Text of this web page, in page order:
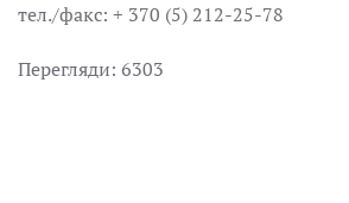
тел./факс: + 370 (5) 212-25-78
Перегляди: 6303